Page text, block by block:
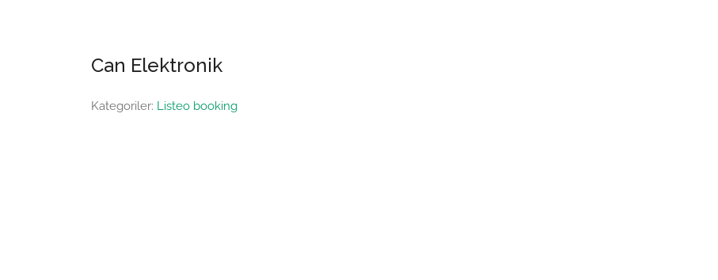
Can Elektronik
Kategoriler: Listeo booking